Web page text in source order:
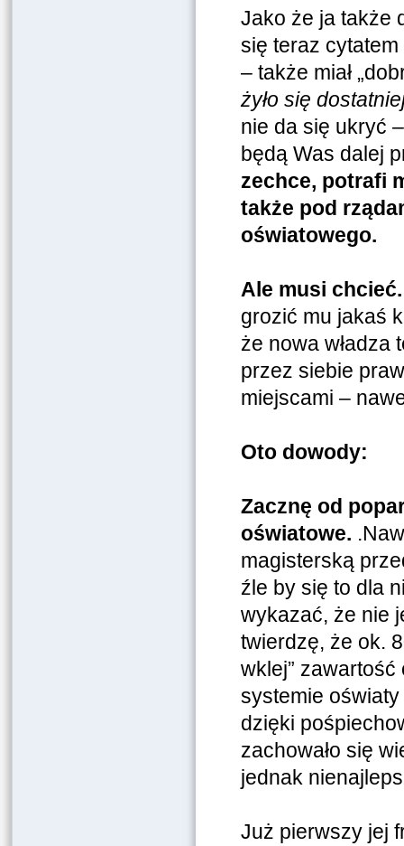
Jako że ja także
się teraz
– także miał
żyło się
nie da się ukryć
będą Was dalej
zechce, potrafi
także pod
oświatowego.
Ale musi
grozić mu jakaś
że nowa władza
przez siebie
miejscami –
Oto dowody:
Zacznę od
oświatowe.
magisterską
źle by się to dla
wykazać, że nie
twierdzę, że ok.
wklej”
systemie
dzięki
zachowało się
jednak
Już pierwszy jej